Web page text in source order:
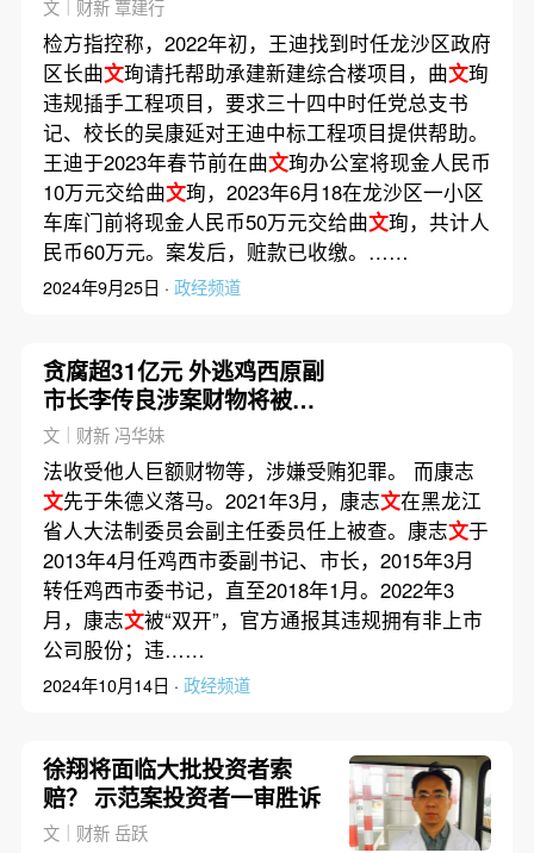
文｜财新 覃建行
检方指控称，2022年初，王迪找到时任龙沙区政府
区长曲文珣请托帮助承建新建综合楼项目，曲文珣
违规插手工程项目，要求三十四中时任党总支书
记、校长的吴康延对王迪中标工程项目提供帮助。
王迪于2023年春节前在曲文珣办公室将现金人民币
10万元交给曲文珣，2023年6月18在龙沙区一小区
车库门前将现金人民币50万元交给曲文珣，共计人
民币60万元。案发后，赃款已收缴。……
2024年9月25日 · 政经频道
贪腐超31亿元 外逃鸡西原副
市长李传良涉案财物将被没
收
文｜财新 冯华妹
法收受他人巨额财物等，涉嫌受贿犯罪。 而康志
文先于朱德义落马。2021年3月，康志文在黑龙江
省人大法制委员会副主任委员任上被查。康志文于
2013年4月任鸡西市委副书记、市长，2015年3月
转任鸡西市委书记，直至2018年1月。2022年3
月，康志文被“双开”，官方通报其违规拥有非上市
公司股份；违……
2024年10月14日 · 政经频道
徐翔将面临大批投资者索
赔？ 示范案投资者一审胜诉
文｜财新 岳跃